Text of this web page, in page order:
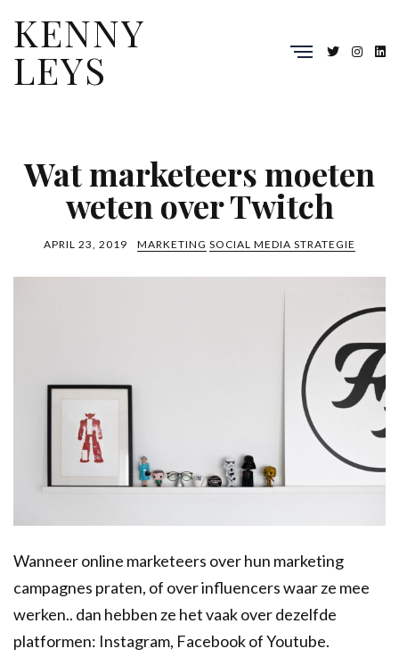
KENNY
LEYS
Wat marketeers moeten
weten over Twitch
APRIL 23, 2019 MARKETING SOCIAL MEDIA STRATEGIE
Wanneer online marketeers over hun marketing
campagnes praten, of over influencers waar ze mee
werken.. dan hebben ze het vaak over dezelfde
platformen: Instagram, Facebook of Youtube.